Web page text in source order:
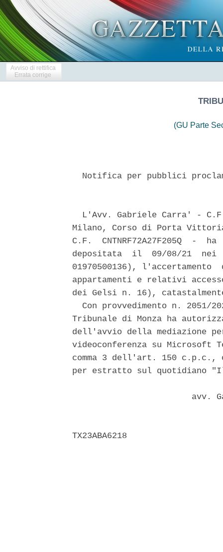
Avviso di rettifica
Errata corrige
(GU Parte
Notifica per pubblici
L'Avv. Gabriele Carra' -
Milano, Corso di Porta
C.F.  CNTNRF72A27F205Q  -
depositata  il  09/08/21
01970500136),
appartamenti e relativi
dei Gelsi n. 16),
Con provvedimento n. 2051/
Tribunale di Monza ha
dell'avvio della mediazione
videoconferenza su
comma 3 dell'art. 150
per estratto sul quotidiano
avv.